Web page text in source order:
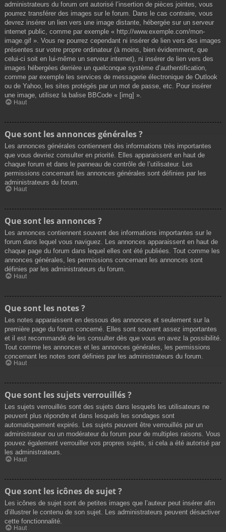
administrateurs du forum ont autorisé l’insertion de pièces jointes, vous
pourrez transférer des images sur le forum. Dans le cas contraire, vous
devrez insérer un lien vers une image distante, hébergée sur un serveur
internet public, comme par exemple « http://www.exemple.com/mon-
image.gif ». Vous ne pourrez cependant ni insérer de lien vers des images
présentes sur votre propre ordinateur (à moins, bien évidemment, que
celui-ci soit en lui-même un serveur internet), ni insérer de lien vers des
images hébergées derrière un quelconque système d’authentification,
comme par exemple les services de messagerie électronique de Outlook
ou de Yahoo, les sites protégés par un mot de passe, etc. Pour insérer
une image, utilisez la balise BBCode « [img] ».
Haut
Que sont les annonces générales ?
Les annonces générales contiennent des informations très importantes
que vous devriez consulter en priorité. Elles apparaissent en haut de
chaque forum et dans le panneau de contrôle de l’utilisateur. Les
permissions concernant les annonces générales sont définies par les
administrateurs du forum.
Haut
Que sont les annonces ?
Les annonces contiennent souvent des informations importantes sur le
forum dans lequel vous naviguez. Les annonces apparaissent en haut de
chaque page du forum dans lequel elles ont été publiées. Tout comme les
annonces générales, les permissions concernant les annonces sont
définies par les administrateurs du forum.
Haut
Que sont les notes ?
Les notes apparaissent en dessous des annonces et seulement sur la
première page du forum concerné. Elles sont souvent assez importantes
et il est recommandé de les consulter dès que vous en avez la possibilité.
Tout comme les annonces et les annonces générales, les permissions
concernant les notes sont définies par les administrateurs du forum.
Haut
Que sont les sujets verrouillés ?
Les sujets verrouillés sont des sujets dans lesquels les utilisateurs ne
peuvent plus répondre et dans lesquels les sondages sont
automatiquement expirés. Les sujets peuvent être verrouillés par un
administrateur ou un modérateur du forum pour de multiples raisons. Vous
pouvez également verrouiller vos propres sujets, si cela a été autorisé par
les administrateurs.
Haut
Que sont les icônes de sujet ?
Les icônes de sujet sont de petites images que l’auteur peut insérer afin
d’illustrer le contenu de son sujet. Les administrateurs peuvent désactiver
cette fonctionnalité.
Haut